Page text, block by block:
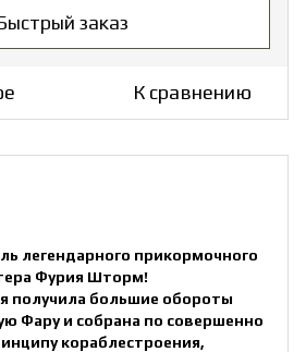
заказ
К сравнению
легендарного прикормочного
Фурия Шторм!
получила большие обороты
Фару и собрана по совершенно
кораблестроения,